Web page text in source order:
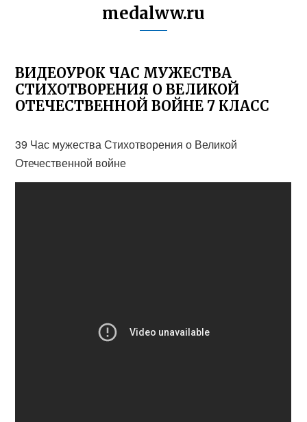
medalww.ru
ВИДЕОУРОК ЧАС МУЖЕСТВА
СТИХОТВОРЕНИЯ О ВЕЛИКОЙ
ОТЕЧЕСТВЕННОЙ ВОЙНЕ 7 КЛАСС
39 Час мужества Стихотворения о Великой
Отечественной войне